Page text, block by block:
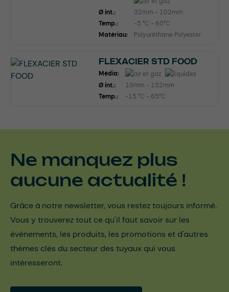
Ø int.:
32mm - 102mm
Temp.:
-5 °C - 60°C
Matériau:
Polyuréthane Polyester
FLEXACIER STD FOOD
Média:
Ø int.:
10mm - 152mm
Temp.:
-15 °C - 65°C
Ne manquez plus
aucune actualité !
Grâce à notre newsletter, vous restez toujours informé.
Vous y trouverez tout ce qu'il faut savoir sur les
événements, les produits, les promotions et d'autres
thèmes clés du secteur des tuyaux qui vous
intéresseront.